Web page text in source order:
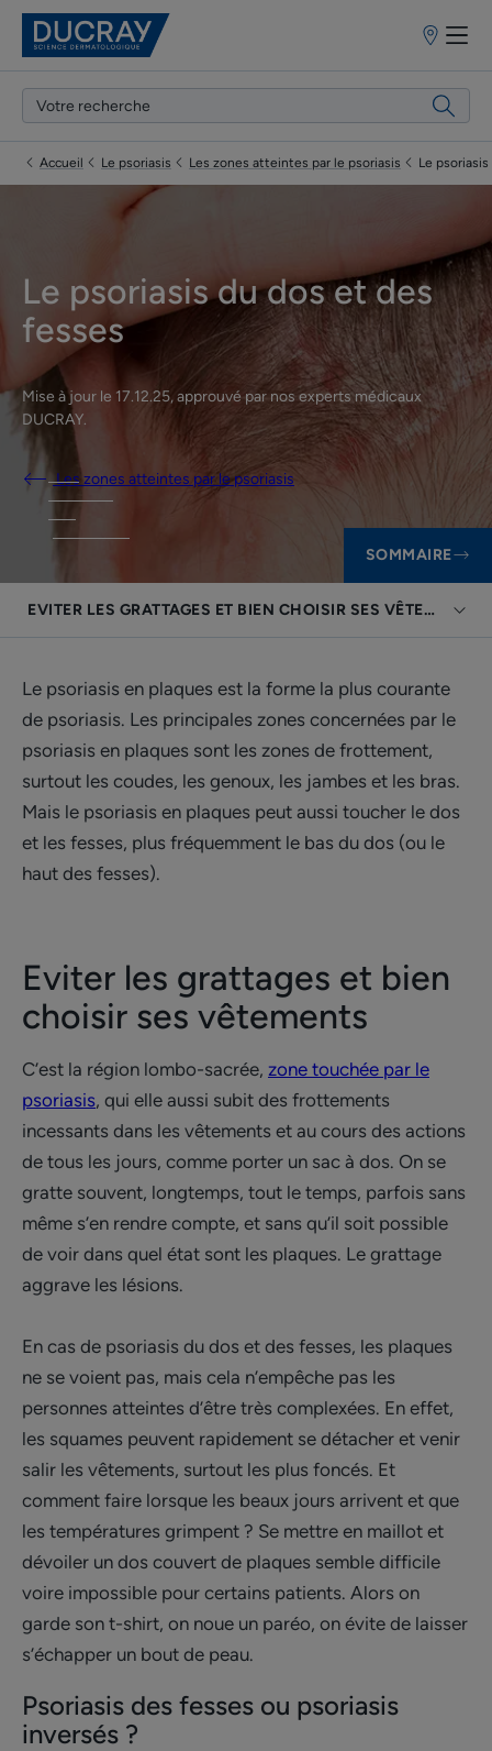
Points
vente
Accueil Le psoriasis Les zones atteintes par le psoriasis Le
Le psoriasis du dos et des
fesses
Mise à jour le 17.12.25, approuvé parnos experts médicaux
DUCRAY.
Les zones atteintes par le psoriasis
SOMMAIRE
EVITER LES GRATTAGES ET BIEN CHOISIR SES VÊTEMENTS
Le psoriasis en plaques est la forme la plus courante
de psoriasis. Les principales zones concernées par le
psoriasis en plaques sont les zones de frottement,
surtout les coudes, les genoux, les jambes et les bras.
Mais le psoriasis en plaques peut aussi toucher le dos
et les fesses, plus fréquemment le bas du dos (ou le
haut des fesses).
Eviter les grattages et bien
choisir ses vêtements
C’est la région lombo-sacrée, zone touchée par le
psoriasis, qui elle aussi subit des frottements
incessants dans les vêtements et au cours des actions
de tous les jours, comme porter un sac à dos. On se
gratte souvent, longtemps, tout le temps, parfois sans
même s’en rendre compte, et sans qu’il soit possible
de voir dans quel état sont les plaques. Le grattage
aggrave les lésions.
En cas de psoriasis du dos et des fesses, les plaques
ne se voient pas, mais cela n’empêche pas les
personnes atteintes d’être très complexées. En effet,
les squames peuvent rapidement se détacher et venir
salir les vêtements, surtout les plus foncés. Et
comment faire lorsque les beaux jours arrivent et que
les températures grimpent ? Se mettre en maillot et
dévoiler un dos couvert de plaques semble difficile
voire impossible pour certains patients. Alors on
garde son t-shirt, on noue un paréo, on évite de laisser
s’échapper un bout de peau.
Psoriasis des fesses ou psoriasis
inversés ?